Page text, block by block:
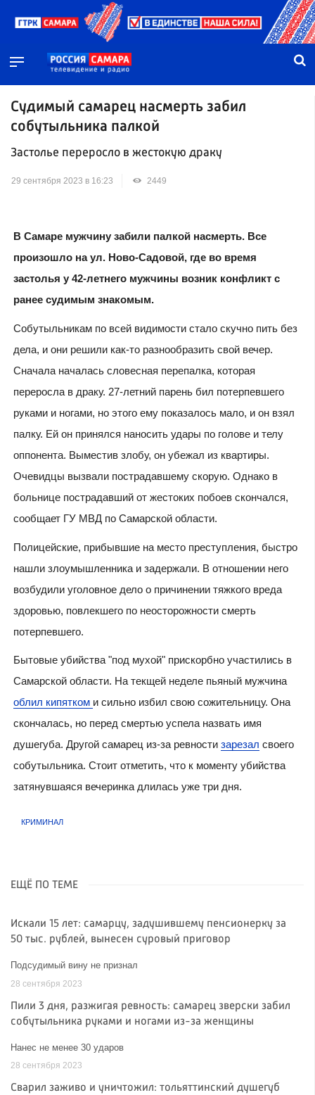
Судимый самарец насмерть забил
собутыльника палкой
Застолье переросло в жестокую драку
29 сентября 2023 в 16:23 2449
В Самаре мужчину забили палкой насмерть. Все
произошло на ул. Ново-Садовой, где во время
застолья у 42-летнего мужчины возник конфликт с
ранее судимым знакомым.
Собутыльникам по всей видимости стало скучно пить без
дела, и они решили как-то разнообразить свой вечер.
Сначала началась словесная перепалка, которая
переросла в драку. 27-летний парень бил потерпевшего
руками и ногами, но этого ему показалось мало, и он взял
палку. Ей он принялся наносить удары по голове и телу
оппонента. Выместив злобу, он убежал из квартиры.
Очевидцы вызвали пострадавшему скорую. Однако в
больнице пострадавший от жестоких побоев скончался,
сообщает ГУ МВД по Самарской области.
Полицейские, прибывшие на место преступления, быстро
нашли злоумышленника и задержали. В отношении него
возбудили уголовное дело о причинении тяжкого вреда
здоровью, повлекшего по неосторожности смерть
потерпевшего.
Бытовые убийства "под мухой" прискорбно участились в
Самарской области. На текщей неделе пьяный мужчина
облил кипятком и сильно избил свою сожительницу. Она
скончалась, но перед смертью успела назвать имя
душегуба. Другой самарец из-за ревности зарезал своего
собутыльника. Стоит отметить, что к моменту убийства
затянувшаяся вечеринка длилась уже три дня.
КРИМИНАЛ
ЕЩЁ ПО ТЕМЕ
Искали 15 лет: самарцу, задушившему пенсионерку за
50 тыс. рублей, вынесен суровый приговор
Подсудимый вину не признал
28 сентября 2023
Пили 3 дня, разжигая ревность: самарец зверски забил
собутыльника руками и ногами из-за женщины
Нанес не менее 30 ударов
28 сентября 2023
Сварил заживо и уничтожил: тольяттинский душегуб